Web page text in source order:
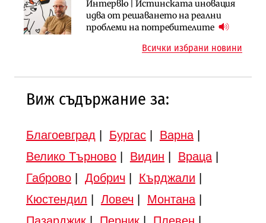
Интервю | Истинската иновация
идва от решаването на реални
проблеми на потребителите
Инфраструктура
АПИ възложи промяната на
парцеларния план за
Инфраструктура
Вторият мост над Варненското
езеро става част от бъдещата
Всички избрани новини
Виж съдържание за:
Благоевград Бургас| Варна|
Велико Търново| Видин Враца|
Габрово| Добрич Кърджали
Кюстендил
Ловеч Монтана|